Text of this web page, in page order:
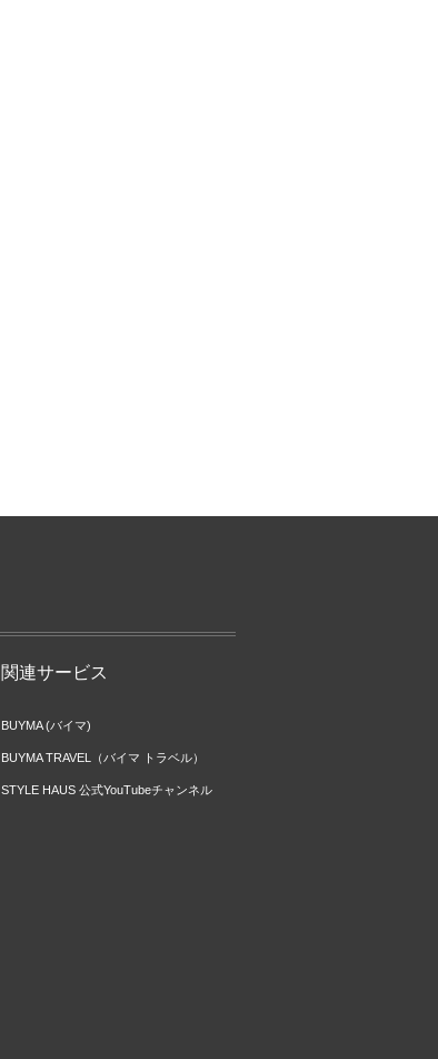
関連サービス
BUYMA (バイマ)
BUYMA TRAVEL（バイマ トラベル）
STYLE HAUS 公式YouTubeチャンネル